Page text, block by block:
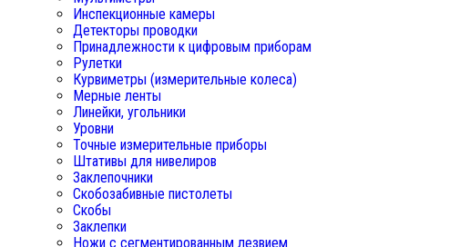
Инспекционные камеры
Детекторы проводки
Принадлежности к цифровым приборам
Рулетки
Курвиметры (измерительные колеса)
Мерные ленты
Линейки, угольники
Уровни
Точные измерительные приборы
Штативы для нивелиров
Заклепочники
Скобозабивные пистолеты
Скобы
Заклепки
Ножи с сегментированным лезвием